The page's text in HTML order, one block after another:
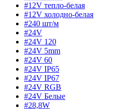
#12V тепло-белая
#12V холодно-белая
#240 шт/м
#24V
#24V 120
#24V 5mm
#24V 60
#24V IP65
#24V IP67
#24V RGB
#24V Белые
#28,8W